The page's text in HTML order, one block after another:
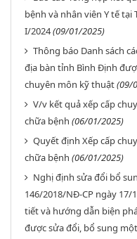
bệnh và nhân viên Y tế
I/2024(09/01/2025)
Thông báo Danh sách
địa bàn tỉnh Bình Định
chuyên môn kỹ thuật(09/
V/v kết quả xếp cấp
chữa bệnh (06/01/2025)
Quyết định Xếp cấp
chữa bệnh (06/01/2025)
Nghị định sửa đổi bổ
146/2018/NĐ-CP ngày
tiết và hướng dẫn biện
được sửa đổi, bổ sung